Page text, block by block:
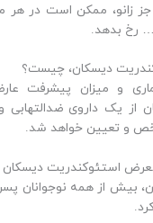
زانو، ممکن است در هر
رخ بدهد.
دیسکان، چیست؟
و میزان پیشرفت
از یک داروی ضدالتهابی
و تعیین خواهد شد.
استئوکندریت
بیش از همه نوجوانان